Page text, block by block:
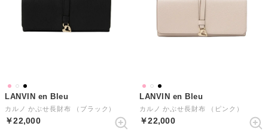
LANVIN en Bleu
カルノ かぶせ長財布 （ブラック）
￥22,000
LANVIN en Bleu
カルノ かぶせ長財布 （ピンク）
￥22,000